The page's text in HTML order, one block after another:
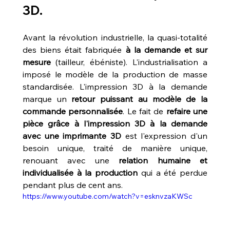
3D.
Avant la révolution industrielle, la quasi-totalité
des biens était fabriquée à la demande et sur
mesure (tailleur, ébéniste). L'industrialisation a
imposé le modèle de la production de masse
standardisée. L'impression 3D à la demande
marque un retour puissant au modèle de la
commande personnalisée. Le fait de refaire une
pièce grâce à l'impression 3D à la demande
avec une imprimante 3D est l'expression d'un
besoin unique, traité de manière unique,
renouant avec une relation humaine et
individualisée à la production qui a été perdue
pendant plus de cent ans.
https://www.youtube.com/watch?v=esknvzaKWSc